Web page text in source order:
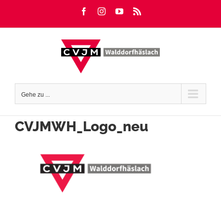
FacebookInstagramYouTube
Gehe zu ...
CVJMWH_Logo_neu